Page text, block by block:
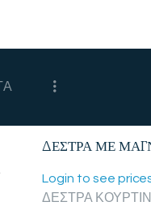
ΔΕΣΤΡΑ ΜΕ
Login to see
ΔΕΣΤΡΑ